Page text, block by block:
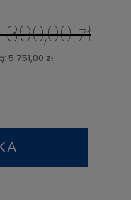
zł
5 751,00 zł